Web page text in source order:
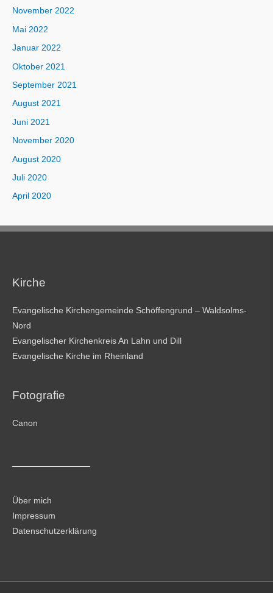
November 2022
Mai 2022
Januar 2022
Oktober 2021
September 2021
August 2021
Juni 2021
November 2020
August 2020
Juli 2020
April 2020
Kirche
Evangelische Kirchengemeinde Schöffengrund – Waldsolms-
Nord
Evangelischer Kirchenkreis An Lahn und Dill
Evangelische Kirche im Rheinland
Fotografie
Canon
Über mich
Impressum
Datenschutzerklärung